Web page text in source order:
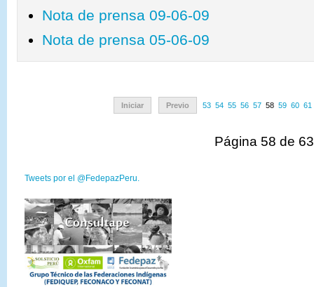
Nota de prensa 09-06-09
Nota de prensa 05-06-09
Iniciar Previo 53 54 55 56 57 58 59 60 61
Página 58 de 63
Tweets por el @FedepazPeru.